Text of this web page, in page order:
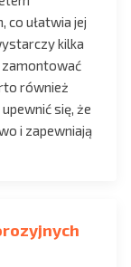
co ułatwia jej
kilka
zamontować
również
się, że
i zapewniają